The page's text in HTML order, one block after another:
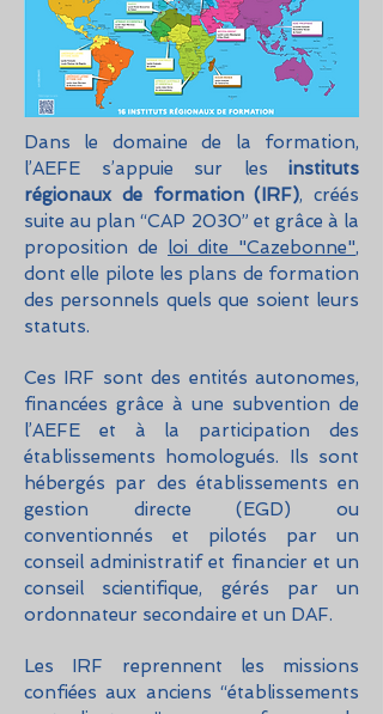
Dans le domaine de la formation,
l’AEFE s’appuie sur les instituts
régionaux de formation (IRF), créés
suite au plan “CAP 2030” et grâce à la
proposition de loi dite "Cazebonne",
dont elle pilote les plans de formation
des personnels quels que soient leurs
statuts.
Ces IRF sont des entités autonomes,
financées grâce à une subvention de
l’AEFE et à la participation des
établissements homologués. Ils sont
hébergés par des établissements en
gestion directe (EGD) ou
conventionnés et pilotés par un
conseil administratif et financier et un
conseil scientifique, gérés par un
ordonnateur secondaire et un DAF.
Les IRF reprennent les missions
confiées aux anciens “établissements